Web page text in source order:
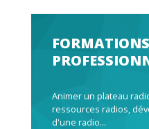
FORMATIONS
Animer un plateau
ressources radios,
d'une radio...